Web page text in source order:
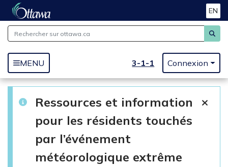
Passer au contenu principal
EN
MENU 3-1-1 Connexion
Ressources et information
pour les résidents touchés
par l’événement
météorologique extrême